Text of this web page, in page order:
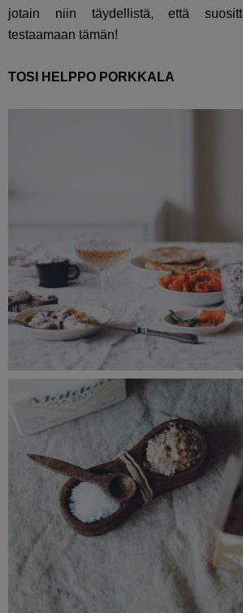
jotain niin täydellistä, että
testaamaan tämän!
TOSI HELPPO PORKKALA